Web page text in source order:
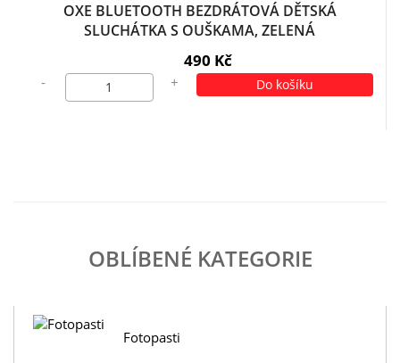
OXE BLUETOOTH BEZDRÁTOVÁ DĚTSKÁ
SLUCHÁTKA S OUŠKAMA, ZELENÁ
490 Kč
- + Do košíku
OBLÍBENÉ KATEGORIE
Fotopasti